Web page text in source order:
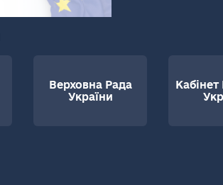
Верховна Рада
України
Кабінет